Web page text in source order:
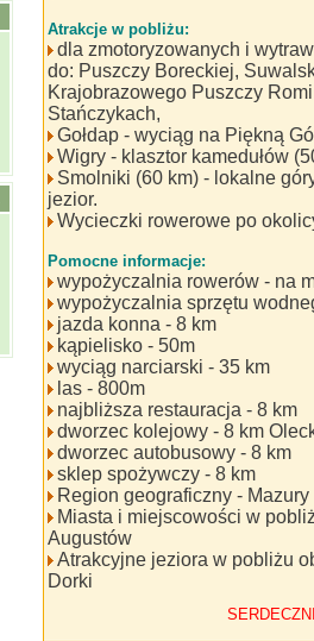
Atrakcje w pobliżu:
dla zmotoryzowanych i
do: Puszczy Boreckiej,
Krajobrazowego Puszczy
Stańczykach,
Gołdap - wyciąg na Piękną
Wigry - klasztor kamedułów
Smolniki (60 km) - lokalne
jezior.
Wycieczki rowerowe po
Pomocne informacje:
wypożyczalnia rowerów - na
wypożyczalnia sprzętu
jazda konna - 8 km
kąpielisko - 50m
wyciąg narciarski - 35 km
las - 800m
najbliższa restauracja - 8 km
dworzec kolejowy - 8 km
dworzec autobusowy - 8 km
sklep spożywczy - 8 km
Region geograficzny - Mazury
Miasta i miejscowości w
Augustów
Atrakcyjne jeziora w pobliżu
Dorki